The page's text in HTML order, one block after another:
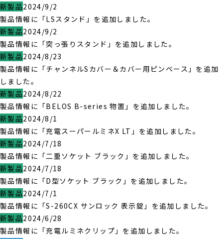
新製品2024/9/2
製品情報に「LSスタンド」を追加しました。
新製品2024/9/2
製品情報に「突っ張りスタンド」を追加しました。
新製品2024/8/23
製品情報に「チャンネルSカバー＆カバー用ピンベース」を追加
しました。
新製品2024/8/22
製品情報に「BELOS B-series 物置」を追加しました。
新製品2024/8/1
製品情報に「充電スーパールミネX LT」を追加しました。
新製品2024/7/18
製品情報に「二重ソケット ブラック」を追加しました。
新製品2024/7/18
製品情報に「D型ソケット ブラック」を追加しました。
新製品2024/7/1
製品情報に「S-260CX サンロック 表示錠」を追加しました。
新製品2024/6/28
製品情報に「充電ルミネクリップ」を追加しました。